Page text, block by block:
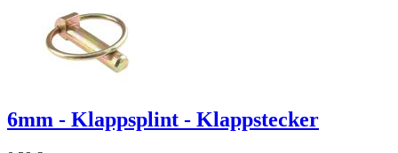
6mm - Klappsplint - Klappstecker